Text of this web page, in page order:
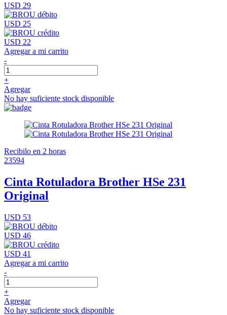
USD 29
USD 25
USD 22
Agregar a mi carrito
-
+
Agregar
No hay suficiente stock disponible
Recibilo en 2 horas
23594
Cinta Rotuladora Brother HSe 231
Original
USD 53
USD 46
USD 41
Agregar a mi carrito
-
+
Agregar
No hay suficiente stock disponible